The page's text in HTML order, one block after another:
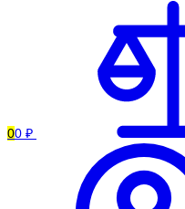
00 ₽